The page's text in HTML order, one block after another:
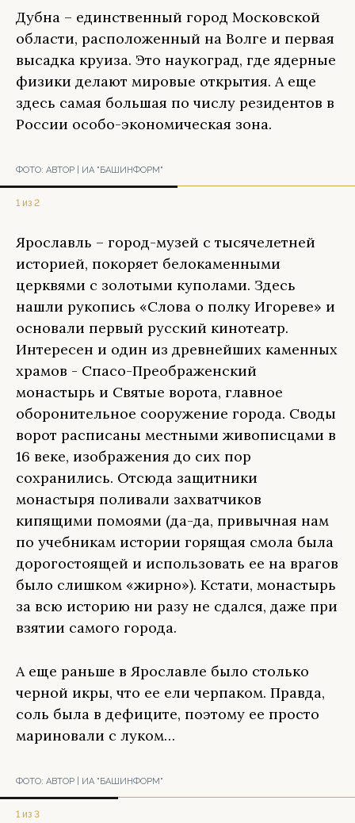
Дубна – единственный город Московской
области, расположенный на Волге и первая
высадка круиза. Это наукоград, где ядерные
физики делают мировые открытия. А еще
здесь самая большая по числу резидентов в
России особо-экономическая зона.
ФОТО: АВТОР | ИА "БАШИНФОРМ"
1 из 2
Ярославль – город-музей с тысячелетней
историей, покоряет белокаменными
церквями с золотыми куполами. Здесь
нашли рукопись «Слова о полку Игореве» и
основали первый русский кинотеатр.
Интересен и один из древнейших каменных
храмов - Спасо-Преображенский
монастырь и Святые ворота, главное
оборонительное сооружение города. Своды
ворот расписаны местными живописцами в
16 веке, изображения до сих пор
сохранились. Отсюда защитники
монастыря поливали захватчиков
кипящими помоями (да-да, привычная нам
по учебникам истории горящая смола была
дорогостоящей и использовать ее на врагов
было слишком «жирно»). Кстати, монастырь
за всю историю ни разу не сдался, даже при
взятии самого города.
А еще раньше в Ярославле было столько
черной икры, что ее ели черпаком. Правда,
соль была в дефиците, поэтому ее просто
мариновали с луком…
ФОТО: АВТОР | ИА "БАШИНФОРМ"
1 из 3